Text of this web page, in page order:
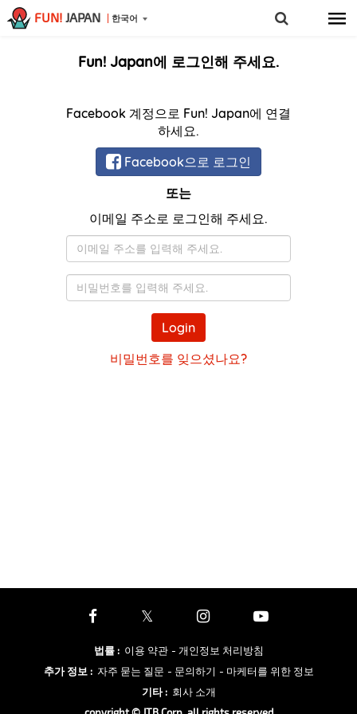
FUN! JAPAN 한국어
Fun! Japan에 로그인해 주세요.
Facebook 계정으로 Fun! Japan에 연결
하세요.
Facebook으로 로그인
또는
이메일 주소로 로그인해 주세요.
이
메
일
비
밀
번
호
Login
비밀번호를 잊으셨나요?
법률: 이용 약관 - 개인정보 처리방침
추가 정보 : 자주 묻는 질문 - 문의하기 - 마케터를 위한 정보
기타: 회사 소개